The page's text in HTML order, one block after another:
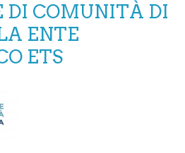
DI COMUNITÀ DI
ENTE
ETS